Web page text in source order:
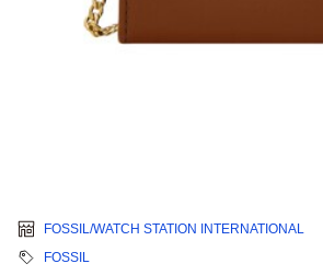
FOSSIL/WATCH STATION INTERNATIONAL
FOSSIL